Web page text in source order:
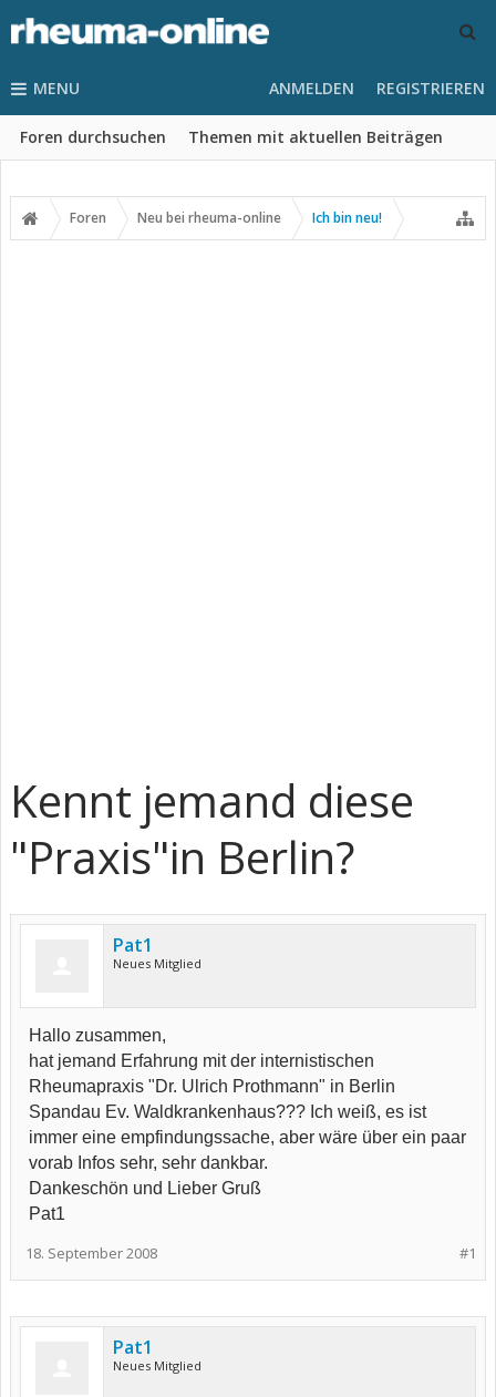
MENU
Foren durchsuchen Themen mit aktuellen Beiträgen
ANMELDEN REGISTRIEREN
Foren Neu bei rheuma-online Ich bin neu!
Kennt jemand diese
"Praxis"in Berlin?
Pat1
Neues Mitglied
Hallo zusammen,
hat jemand Erfahrung mit der internistischen
Rheumapraxis "Dr. Ulrich Prothmann" in Berlin
Spandau Ev. Waldkrankenhaus??? Ich weiß, es ist
immer eine empfindungssache, aber wäre über ein paar
vorab Infos sehr, sehr dankbar.
Dankeschön und Lieber Gruß
Pat1
#1
18. September 2008
Pat1
Neues Mitglied